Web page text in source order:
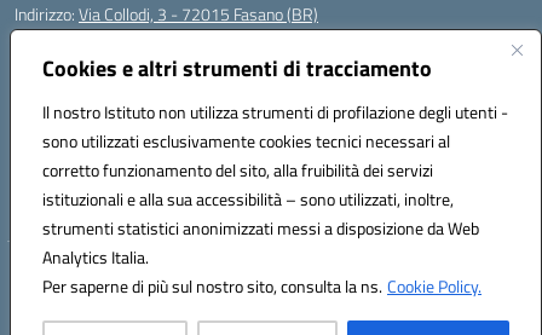
Cookies e altri strumenti di tracciamento
Il nostro Istituto non utilizza strumenti di profilazione degli utenti -
sono utilizzati esclusivamente cookies tecnici necessari al
corretto funzionamento del sito, alla fruibilità dei servizi
istituzionali e alla sua accessibilità – sono utilizzati, inoltre,
strumenti statistici anonimizzati messi a disposizione da Web
Analytics Italia.
Per saperne di più sul nostro sito, consulta la ns.Cookie Policy.
Indirizzo:Via Collodi, 3 - 72015 Fasano (BR)
Centralino:
Posta elettronica certificata (PEC):bric839004@pec.istruzione.it
Codice fiscale: 90059320748
Codice meccanografico:BRIC839004
Codice Indice delle Pubbliche Amministrazioni (IPA): istsc_bree02200r
Codice unico di fatturazione (CUF): MIL3BD
Hosting & Powered by 3D Solution S.r.l.
Concept & Design by Designers Italia